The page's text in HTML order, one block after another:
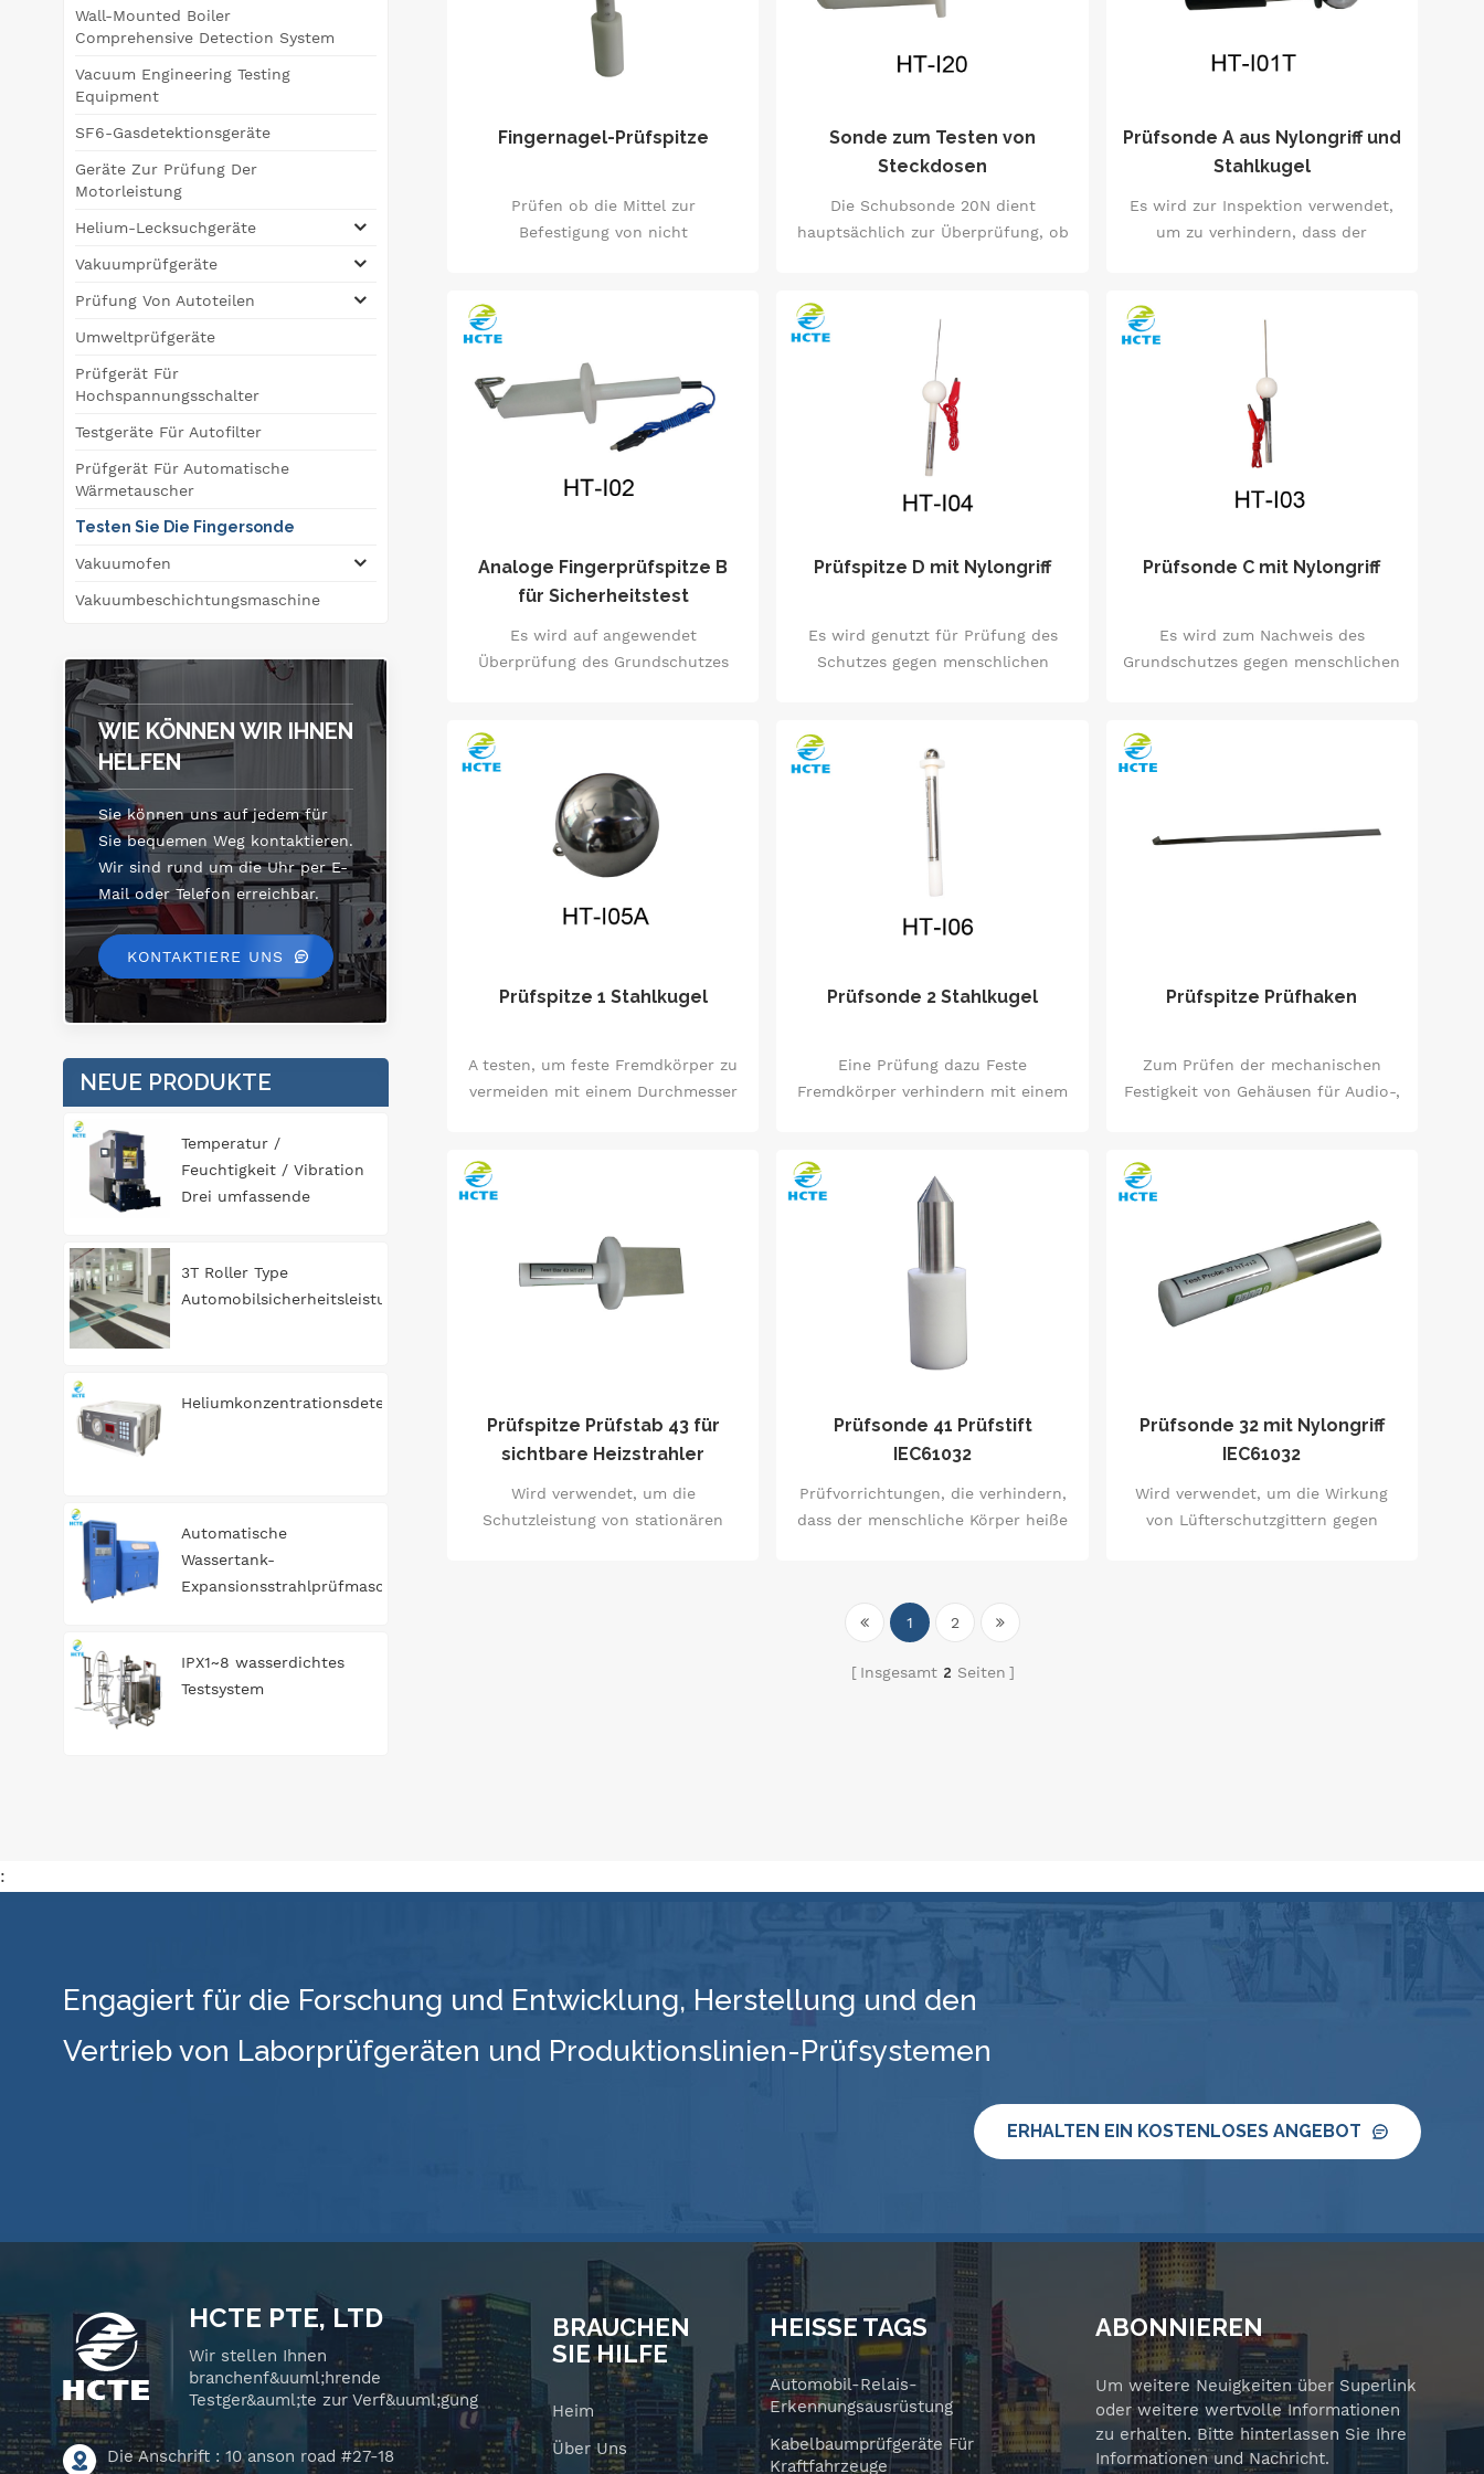
Fingernagel-Prüfspitze
Prüfen ob die Mittel zur
Befestigung von nicht
die Abdichtung oder den Kontakt
mit beweglichen Teilen verhindern,
den bei normalem Gebrauch
auftretenden mechanischen
Belastungen standhalten können.
Sonde zum Testen von
Steckdosen
Die Schubsonde 20N dient
hauptsächlich zur Überprüfung, ob
während tDie 1N-Schubsonde wird
hauptsächlich verwendet, um zu
prüfen, ob die
spannungsführenden Teile in der
Schutztür und die
spannungsführenden Teile mit
verstärkten Schutzbuchsen berührt
werden. Sie sind gebraucht um die
Prüfsonde A aus Nylongriff und
Stahlkugel
Es wird zur Inspektion verwendet,
um zu verhindern, dass der
Schutz Inspektion damit der
Handrücken nicht berührt wird.
Analoge Fingerprüfspitze B
für Sicherheitstest
Es wird auf angewendet
Überprüfung des Grundschutzes
Prüfspitze D mit Nylongriff
Es wird genutzt für Prüfung des
Schutzes gegen menschlichen
Schutzes gegen handgeführte
Drähte verwendet.
Prüfsonde C mit Nylongriff
Es wird zum Nachweis des
Grundschutzes gegen menschlichen
Prüfspitze 1 Stahlkugel
A testen, um feste Fremdkörper zu
vermeiden mit einem Durchmesser
Prüfsonde 2 Stahlkugel
Eine Prüfung dazu Feste
Fremdkörper verhindern mit einem
Prüfspitze Prüfhaken
Zum Prüfen der mechanischen
Festigkeit von Gehäusen für Audio-,
Prüfspitze Prüfstab 43 für
sichtbare Heizstrahler
Wird verwendet, um die
Schutzleistung von stationären
Prüfsonde 41 Prüfstift
IEC61032
Prüfvorrichtungen, die verhindern,
dass der menschliche Körper heiße
Prüfsonde 32 mit Nylongriff
IEC61032
Wird verwendet, um die Wirkung
von Lüfterschutzgittern gegen
1 2
Insgesamt 2 Seiten
Wall-Mounted Boiler
Comprehensive Detection System
Vacuum Engineering Testing
Equipment
SF6-Gasdetektionsgeräte
Geräte Zur Prüfung Der
Motorleistung
Helium-Lecksuchgeräte
Vakuumprüfgeräte
Prüfung Von Autoteilen
Umweltprüfgeräte
Prüfgerät Für
Hochspannungsschalter
Testgeräte Für Autofilter
Prüfgerät Für Automatische
Wärmetauscher
Testen Sie Die Fingersonde
Vakuumofen
Vakuumbeschichtungsmaschine
WIE KÖNNEN WIR IHNEN
HELFEN
Sie können uns auf jedem für
Sie bequemen Weg kontaktieren.
Wir sind rund um die Uhr per E-
Mail oder Telefon erreichbar.
KONTAKTIERE UNS
NEUE PRODUKTE
Temperatur /
Feuchtigkeit / Vibration
Drei umfassende
3T Roller Type
Automobilsicherheitsleistungstestlinie
Heliumkonzentrationsdetektor
Automatische
Wassertank-
Expansionsstrahlprüfmaschine
IPX1~8 wasserdichtes
Testsystem
:
Engagiert für die Forschung und Entwicklung, Herstellung und den
Vertrieb von Laborprüfgeräten und Produktionslinien-Prüfsystemen
ERHALTEN EIN KOSTENLOSES ANGEBOT
HCTE PTE, LTD
Wir stellen Ihnen
branchenf&uuml;hrende
Testger&auml;te zur Verf&uuml;gung
Die Anschrift : 10 anson road #27-18
ABONNIEREN
Um weitere Neuigkeiten über Superlink
oder weitere wertvolle Informationen
zu erhalten. Bitte hinterlassen Sie Ihre
Informationen und Nachricht.
BRAUCHEN
SIE HILFE
Heim
Über Uns
HEISSE TAGS
Automobil-Relais-
Erkennungsausrüstung
Kabelbaumprüfgeräte Für
Kraftfahrzeuge